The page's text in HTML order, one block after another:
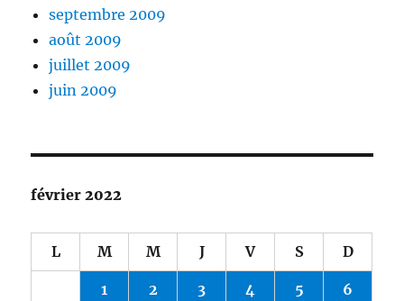
septembre 2009
août 2009
juillet 2009
juin 2009
février 2022
L M M J V S D
1 2 3 4 5 6